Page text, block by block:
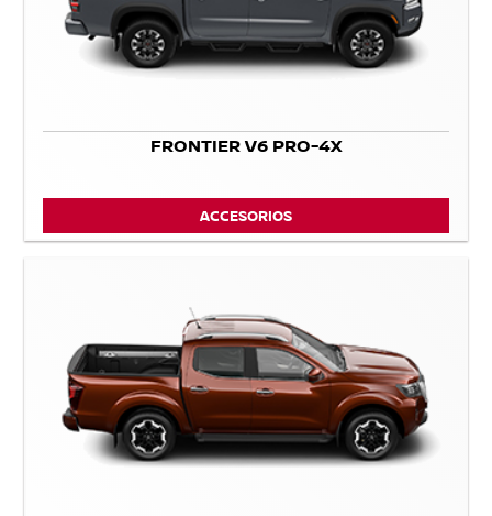
FRONTIER V6 PRO-4X
ACCESORIOS